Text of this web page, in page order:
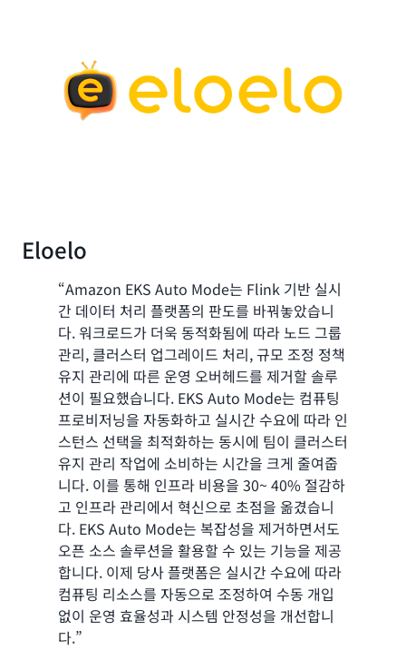
Eloelo
“Amazon EKS Auto Mode는 Flink 기반 실시
간 데이터 처리 플랫폼의 판도를 바꿔놓았습니
다. 워크로드가 더욱 동적화됨에 따라 노드 그룹
관리, 클러스터 업그레이드 처리, 규모 조정 정책
유지 관리에 따른 운영 오버헤드를 제거할 솔루
션이 필요했습니다. EKS Auto Mode는 컴퓨팅
프로비저닝을 자동화하고 실시간 수요에 따라 인
스턴스 선택을 최적화하는 동시에 팀이 클러스터
유지 관리 작업에 소비하는 시간을 크게 줄여줍
니다. 이를 통해 인프라 비용을 30~ 40% 절감하
고 인프라 관리에서 혁신으로 초점을 옮겼습니
다. EKS Auto Mode는 복잡성을 제거하면서도
오픈 소스 솔루션을 활용할 수 있는 기능을 제공
합니다. 이제 당사 플랫폼은 실시간 수요에 따라
컴퓨팅 리소스를 자동으로 조정하여 수동 개입
없이 운영 효율성과 시스템 안정성을 개선합니
다.”